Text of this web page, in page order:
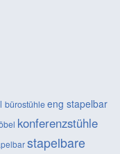
bürostühleeng stapelbar
konferenzstühle
stapelbare